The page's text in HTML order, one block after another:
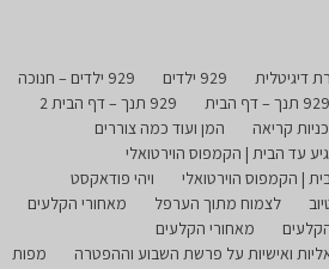
929 ילדים
929 ילדים – חנוכה
929 תנך – דף הבית
929 תנך – דף הבית 2
קריאה
המן ועוד כמה צוררים
עד הבית | הקמפוס הוירטואלי
| הקמפוס הוירטואלי
ויהי פודאקסט
לצמוח מתוך הערפל
מאחורי הקלעים
מאחורי הקלעים
ואישיות על פרשת השבוע וההפטרה
מפות